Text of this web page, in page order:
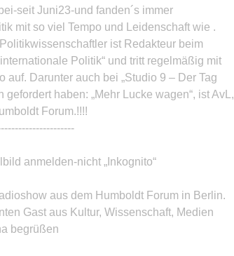
seit Juni23-und fanden´s immer
mit so viel Tempo und Leidenschaft wie .
ist Redakteur beim
Politik“ und tritt regelmäßig mit
Darunter auch bei „Studio 9 – Der Tag
haben: „Mehr Lucke wagen“, ist AvL,
Forum.!!!!
anmelden-nicht „Inkognito“
aus dem Humboldt Forum in Berlin.
Gast aus Kultur, Wissenschaft, Medien
begrüßen